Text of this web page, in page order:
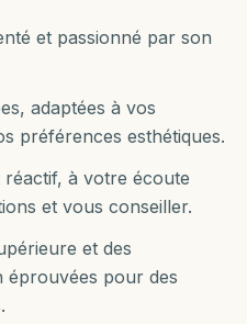
et passionné par son
adaptées à vos
préférences esthétiques.
à votre écoute
et vous conseiller.
et des
éprouvées pour des